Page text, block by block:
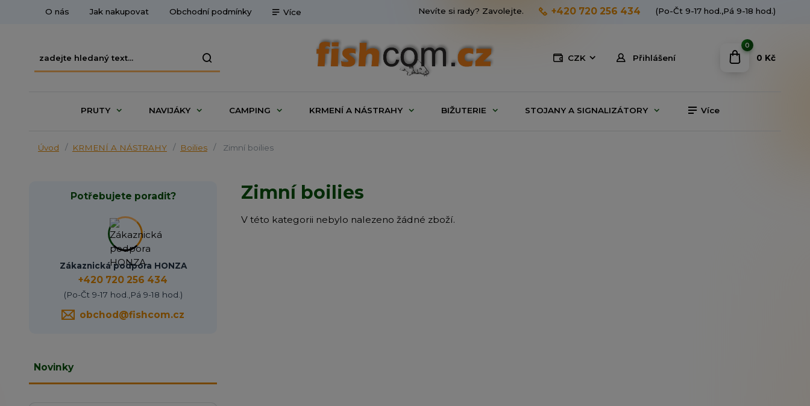
O nás Jak nakupovat Obchodní podmínky Více
CZK Přihlášení
Nevíte si rady? Zavolejte. +420 720 256 434 (Po-Čt 9-17 hod.,Pá 9-18 hod.)
0
0 Kč
PRUTY NAVIJÁKY CAMPING KRMENÍ A NÁSTRAHY BIŽUTERIE STOJANY A SIGNALIZÁTORY Více
Úvod KRMENÍ A NÁSTRAHY Boilies Zimní boilies
Zimní boilies
V této kategorii nebylo nalezeno žádné zboží.
Potřebujete poradit?
Zákaznická podpora HONZA
+420 720 256 434
(Po-Čt 9-17 hod.,Pá 9-18 hod.)
obchod@fishcom.cz
Novinky